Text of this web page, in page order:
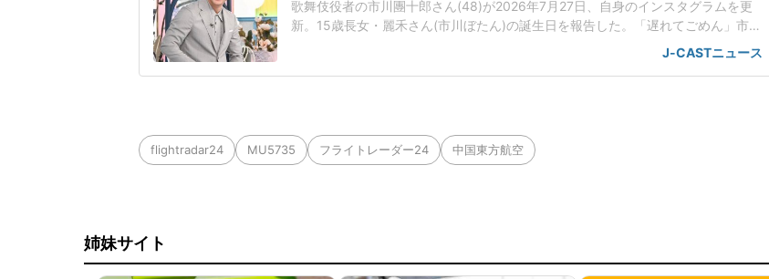
歌舞伎役者の市川團十郎さん(48)が2026年7月27日、自身のインスタグラムを更
新。15歳長女・麗禾さん(市川ぼたん)の誕生日を報告した。「遅れてごめん」市川
さんは、「2日遅れの誕生日」と麗禾さんの誕生日を報告し、黒いワンピ姿でピー
スサインをする麗禾さんのソロショットを投稿した。「おめでとう」と祝福し、
J-CASTニュース
flightradar24 MU5735 フライトレーダー24 中国東方航空
姉妹サイト